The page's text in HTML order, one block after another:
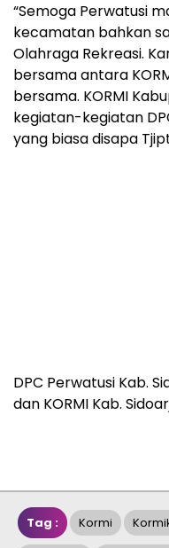
“Semoga Perwatusi
kecamatan bahkan
Olahraga Rekreasi.
bersama antara
bersama. KORMI
kegiatan-kegiatan
yang biasa disapa
DPC Perwatusi Kab.
dan KORMI Kab.
Tag : Kormi